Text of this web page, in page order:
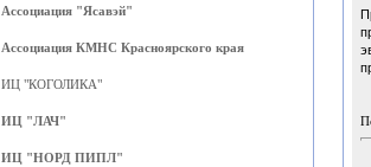
Ассоциация "Ясавэй"
Ассоциация КМНС Красноярского края
ИЦ "КОГОЛИКА"
ИЦ "ЛАЧ"
ИЦ "НОРД ПИПЛ"